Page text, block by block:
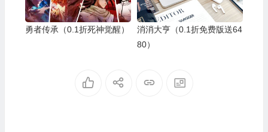
勇者传承（0.1折死神觉醒）
消消大亨（0.1折免费版送64
80）